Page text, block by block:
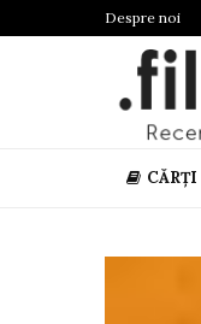
Despre noi
CĂRȚI